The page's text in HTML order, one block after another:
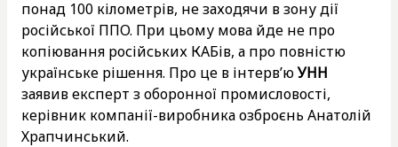
понад 100 кілометрів, не заходячи в зону дії
російської ППО. При цьому мова йде не про
копіювання російських КАБів, а про повністю
українське рішення. Про це в інтерв’юУНН
заявив експерт з оборонної промисловості,
керівник компанії-виробника озброєнь Анатолій
Храпчинський.